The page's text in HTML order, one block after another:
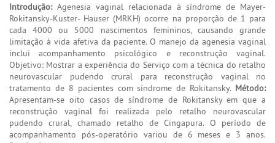
Introdução:Agenesia vaginal relacionada à síndrome de Mayer-
Rokitansky-Kuster- Hauser (MRKH) ocorre na proporção de 1 para
cada 4000 ou 5000 nascimentos femininos, causando grande
limitação à vida afetiva da paciente. O manejo da agenesia vaginal
inclui acompanhamento psicológico e reconstrução vaginal.
Objetivo: Mostrar a experiência do Serviço com a técnica do retalho
neurovascular pudendo crural para reconstrução vaginal no
tratamento de 8 pacientes com síndrome de Rokitansky. Método:
Apresentam-se oito casos de síndrome de Rokitansky em que a
reconstrução vaginal foi realizada pelo retalho neurovascular
pudendo crural, chamado retalho de Cingapura. O período de
acompanhamento pós-operatório variou de 6 meses e 3 anos.